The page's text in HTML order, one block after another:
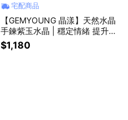
宅配商品
【GEMYOUNG 晶漾】天然水晶
手鍊紫玉水晶 | 穩定情緒 提升人
際關係
$1,180